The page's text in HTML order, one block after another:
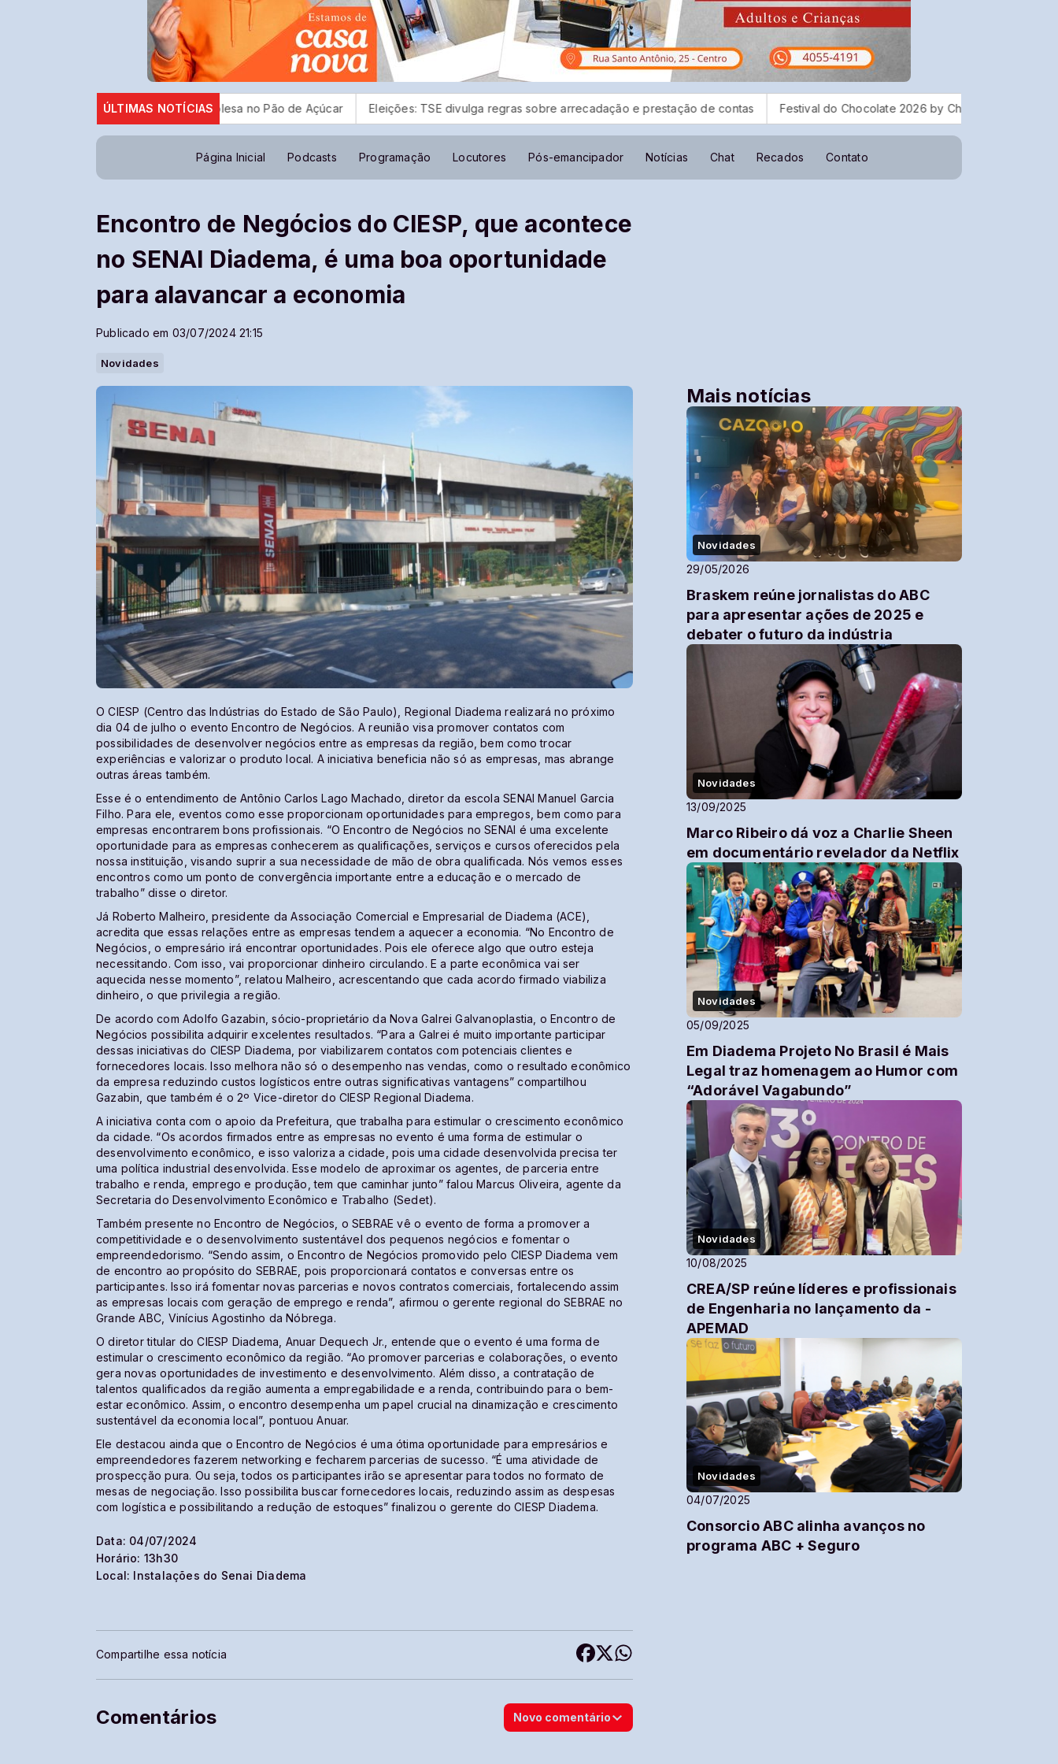
ÚLTIMAS NOTÍCIAS
licença da tirolesa no Pão de Açúcar Eleições: TSE divulga regras sobre arrecadação e prestação de contas Festival do Chocolate 2026 by Chocolândia começa a ganhar
Página Inicial Podcasts Programação Locutores Pós-emancipador Notícias Chat Recados Contato
Encontro de Negócios do CIESP, que acontece
no SENAI Diadema, é uma boa oportunidade
para alavancar a economia
Publicado em 03/07/2024 21:15
Novidades
O CIESP (Centro das Indústrias do Estado de São Paulo), Regional Diadema realizará no próximo
dia 04 de julho o evento Encontro de Negócios. A reunião visa promover contatos com
possibilidades de desenvolver negócios entre as empresas da região, bem como trocar
experiências e valorizar o produto local. A iniciativa beneficia não só as empresas, mas abrange
outras áreas também.
Esse é o entendimento de Antônio Carlos Lago Machado, diretor da escola SENAI Manuel Garcia
Filho. Para ele, eventos como esse proporcionam oportunidades para empregos, bem como para
empresas encontrarem bons profissionais. “O Encontro de Negócios no SENAI é uma excelente
oportunidade para as empresas conhecerem as qualificações, serviços e cursos oferecidos pela
nossa instituição, visando suprir a sua necessidade de mão de obra qualificada. Nós vemos esses
encontros como um ponto de convergência importante entre a educação e o mercado de
trabalho” disse o diretor.
Já Roberto Malheiro, presidente da Associação Comercial e Empresarial de Diadema (ACE),
acredita que essas relações entre as empresas tendem a aquecer a economia. “No Encontro de
Negócios, o empresário irá encontrar oportunidades. Pois ele oferece algo que outro esteja
necessitando. Com isso, vai proporcionar dinheiro circulando. E a parte econômica vai ser
aquecida nesse momento”, relatou Malheiro, acrescentando que cada acordo firmado viabiliza
dinheiro, o que privilegia a região.
De acordo com Adolfo Gazabin, sócio-proprietário da Nova Galrei Galvanoplastia, o Encontro de
Negócios possibilita adquirir excelentes resultados. “Para a Galrei é muito importante participar
dessas iniciativas do CIESP Diadema, por viabilizarem contatos com potenciais clientes e
fornecedores locais. Isso melhora não só o desempenho nas vendas, como o resultado econômico
da empresa reduzindo custos logísticos entre outras significativas vantagens” compartilhou
Gazabin, que também é o 2º Vice-diretor do CIESP Regional Diadema.
A iniciativa conta com o apoio da Prefeitura, que trabalha para estimular o crescimento econômico
da cidade. “Os acordos firmados entre as empresas no evento é uma forma de estimular o
desenvolvimento econômico, e isso valoriza a cidade, pois uma cidade desenvolvida precisa ter
uma política industrial desenvolvida. Esse modelo de aproximar os agentes, de parceria entre
trabalho e renda, emprego e produção, tem que caminhar junto” falou Marcus Oliveira, agente da
Secretaria do Desenvolvimento Econômico e Trabalho (Sedet).
Também presente no Encontro de Negócios, o SEBRAE vê o evento de forma a promover a
competitividade e o desenvolvimento sustentável dos pequenos negócios e fomentar o
empreendedorismo. “Sendo assim, o Encontro de Negócios promovido pelo CIESP Diadema vem
de encontro ao propósito do SEBRAE, pois proporcionará contatos e conversas entre os
participantes. Isso irá fomentar novas parcerias e novos contratos comerciais, fortalecendo assim
as empresas locais com geração de emprego e renda”, afirmou o gerente regional do SEBRAE no
Grande ABC, Vinícius Agostinho da Nóbrega.
O diretor titular do CIESP Diadema, Anuar Dequech Jr., entende que o evento é uma forma de
estimular o crescimento econômico da região. “Ao promover parcerias e colaborações, o evento
gera novas oportunidades de investimento e desenvolvimento. Além disso, a contratação de
talentos qualificados da região aumenta a empregabilidade e a renda, contribuindo para o bem-
estar econômico. Assim, o encontro desempenha um papel crucial na dinamização e crescimento
sustentável da economia local”, pontuou Anuar.
Ele destacou ainda que o Encontro de Negócios é uma ótima oportunidade para empresários e
empreendedores fazerem networking e fecharem parcerias de sucesso. “É uma atividade de
prospecção pura. Ou seja, todos os participantes irão se apresentar para todos no formato de
mesas de negociação. Isso possibilita buscar fornecedores locais, reduzindo assim as despesas
com logística e possibilitando a redução de estoques” finalizou o gerente do CIESP Diadema.
Data: 04/07/2024
Horário: 13h30
Local: Instalações do Senai Diadema
Compartilhe essa notícia
Comentários Novo comentário
Mais notícias
Novidades
29/05/2026
Braskem reúne jornalistas do ABC
para apresentar ações de 2025 e
debater o futuro da indústria
Novidades
13/09/2025
Marco Ribeiro dá voz a Charlie Sheen
em documentário revelador da Netflix
Novidades
05/09/2025
Em Diadema Projeto No Brasil é Mais
Legal traz homenagem ao Humor com
“Adorável Vagabundo”
Novidades
10/08/2025
CREA/SP reúne líderes e profissionais
de Engenharia no lançamento da -
APEMAD
Novidades
04/07/2025
Consorcio ABC alinha avanços no
programa ABC + Seguro